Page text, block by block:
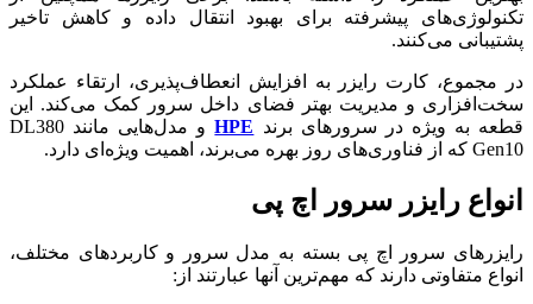
تکنولوژی‌های پیشرفته برای بهبود انتقال داده و کاهش تاخیر
پشتیبانی می‌کنند.
در مجموع، کارت رایزر به افزایش انعطاف‌پذیری، ارتقاء عملکرد
سخت‌افزاری و مدیریت بهتر فضای داخل سرور کمک می‌کند. این
قطعه به ویژه در سرورهای برند HPE
و مدل‌هایی مانند DL380
Gen10 که از فناوری‌های روز بهره می‌برند، اهمیت ویژه‌ای دارد.
انواع رایزر سرور اچ پی
رایزرهای سرور اچ پی بسته به مدل سرور و کاربردهای مختلف،
انواع متفاوتی دارند که مهم‌ترین آنها عبارتند از: